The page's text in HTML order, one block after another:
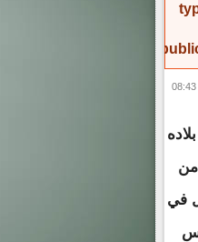
/home/amicinf1/
من
في